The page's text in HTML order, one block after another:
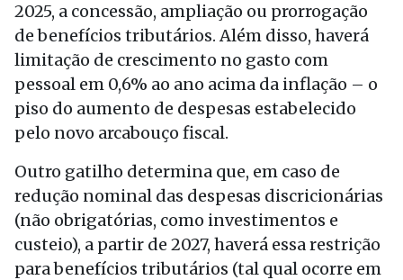
2025, a concessão, ampliação ou prorrogação
de benefícios tributários. Além disso, haverá
limitação de crescimento no gasto com
pessoal em 0,6% ao ano acima da inflação – o
piso do aumento de despesas estabelecido
pelo novo arcabouço fiscal.
Outro gatilho determina que, em caso de
redução nominal das despesas discricionárias
(não obrigatórias, como investimentos e
custeio), a partir de 2027, haverá essa restrição
para benefícios tributários (tal qual ocorre em